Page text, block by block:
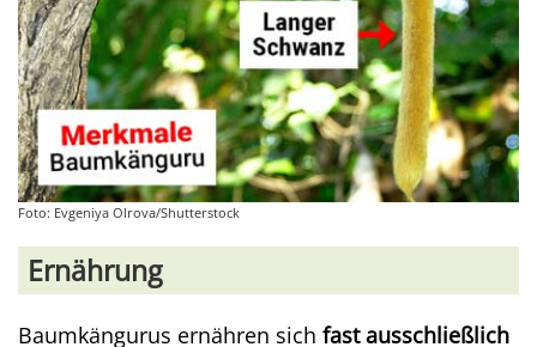
Foto: Evgeniya Olrova/Shutterstock
Ernährung
Baumkängurus ernähren sich fast ausschließlich